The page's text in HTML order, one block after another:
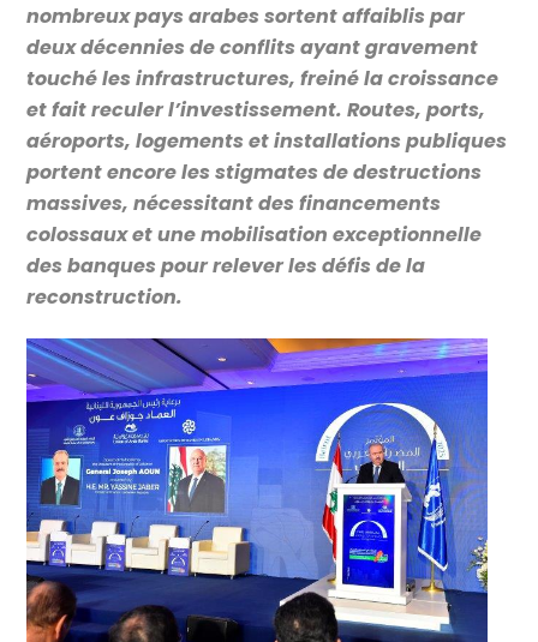
nombreux pays arabes sortent affaiblis par
deux décennies de conflits ayant gravement
touché les infrastructures, freiné la croissance
et fait reculer l’investissement. Routes, ports,
aéroports, logements et installations publiques
portent encore les stigmates de destructions
massives, nécessitant des financements
colossaux et une mobilisation exceptionnelle
des banques pour relever les défis de la
reconstruction.